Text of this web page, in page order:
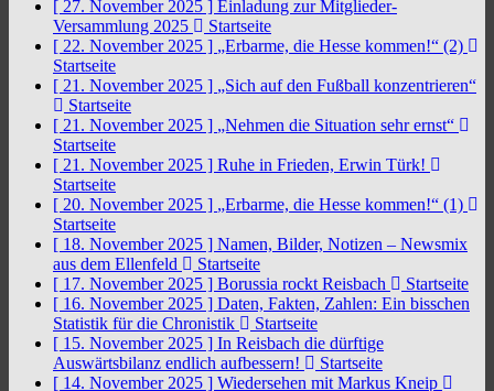
[ 27. November 2025 ] Einladung zur Mitglieder-
Versammlung 2025
Startseite
[ 22. November 2025 ] „Erbarme, die Hesse kommen!“ (2)
Startseite
[ 21. November 2025 ] „Sich auf den Fußball konzentrieren“
Startseite
[ 21. November 2025 ] „Nehmen die Situation sehr ernst“
Startseite
[ 21. November 2025 ] Ruhe in Frieden, Erwin Türk!
Startseite
[ 20. November 2025 ] „Erbarme, die Hesse kommen!“ (1)
Startseite
[ 18. November 2025 ] Namen, Bilder, Notizen – Newsmix
aus dem Ellenfeld
Startseite
[ 17. November 2025 ] Borussia rockt Reisbach
Startseite
[ 16. November 2025 ] Daten, Fakten, Zahlen: Ein bisschen
Statistik für die Chronistik
Startseite
[ 15. November 2025 ] In Reisbach die dürftige
Auswärtsbilanz endlich aufbessern!
Startseite
[ 14. November 2025 ] Wiedersehen mit Markus Kneip